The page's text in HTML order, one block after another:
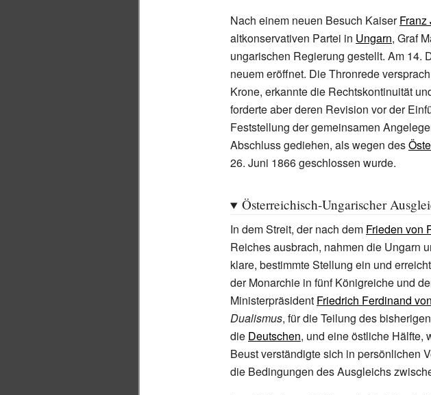
Nach einem neuen Besuch KaiserFranz
altkonservativen Partei in Ungarn, Graf
ungarischen Regierung gestellt. Am 14.
neuem eröffnet. Die Thronrede
Krone, erkannte die Rechtskontinuität
forderte aber deren Revision vor der
Feststellung der gemeinsamen
Abschluss gediehen, als wegen des
26. Juni 1866 geschlossen wurde.
Österreichisch-Ungarischer
In dem Streit, der nach dem Frieden von
Reiches ausbrach, nahmen die Ungarn
klare, bestimmte Stellung ein und
der Monarchie in fünf Königreiche und
Ministerpräsident Friedrich Ferdinand
Dualismus, für die Teilung des bisherigen
die Deutschen, und eine östliche Hälfte,
Beust verständigte sich in persönlichen
die Bedingungen des Ausgleichs